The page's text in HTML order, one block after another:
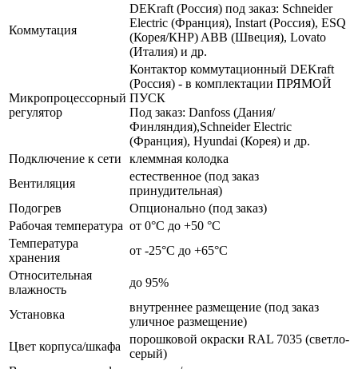
Коммутация
DEKraft (Россия) под заказ: Schneider
Electric (Франция), Instart (Россия), ESQ
(Корея/КНР) ABB (Швеция), Lovato
(Италия) и др.
Микропроцессорный
регулятор
Контактор коммутационный DEKraft
(Россия) - в комплектации ПРЯМОЙ
ПУСК
Под заказ: Danfoss (Дания/
Финляндия),Schneider Electric
(Франция), Hyundai (Корея) и др.
Подключение к сети
клеммная колодка
Вентиляция
естественное (под заказ
принудительная)
Подогрев
Опционально (под заказ)
Рабочая температура от 0°C до +50 °C
Температура
хранения
от -25°C до +65°C
Относительная
влажность
до 95%
Установка
внутреннее размещение (под заказ
уличное размещение)
Цвет корпуса/шкафа
порошковой окраски RAL 7035 (светло-
серый)